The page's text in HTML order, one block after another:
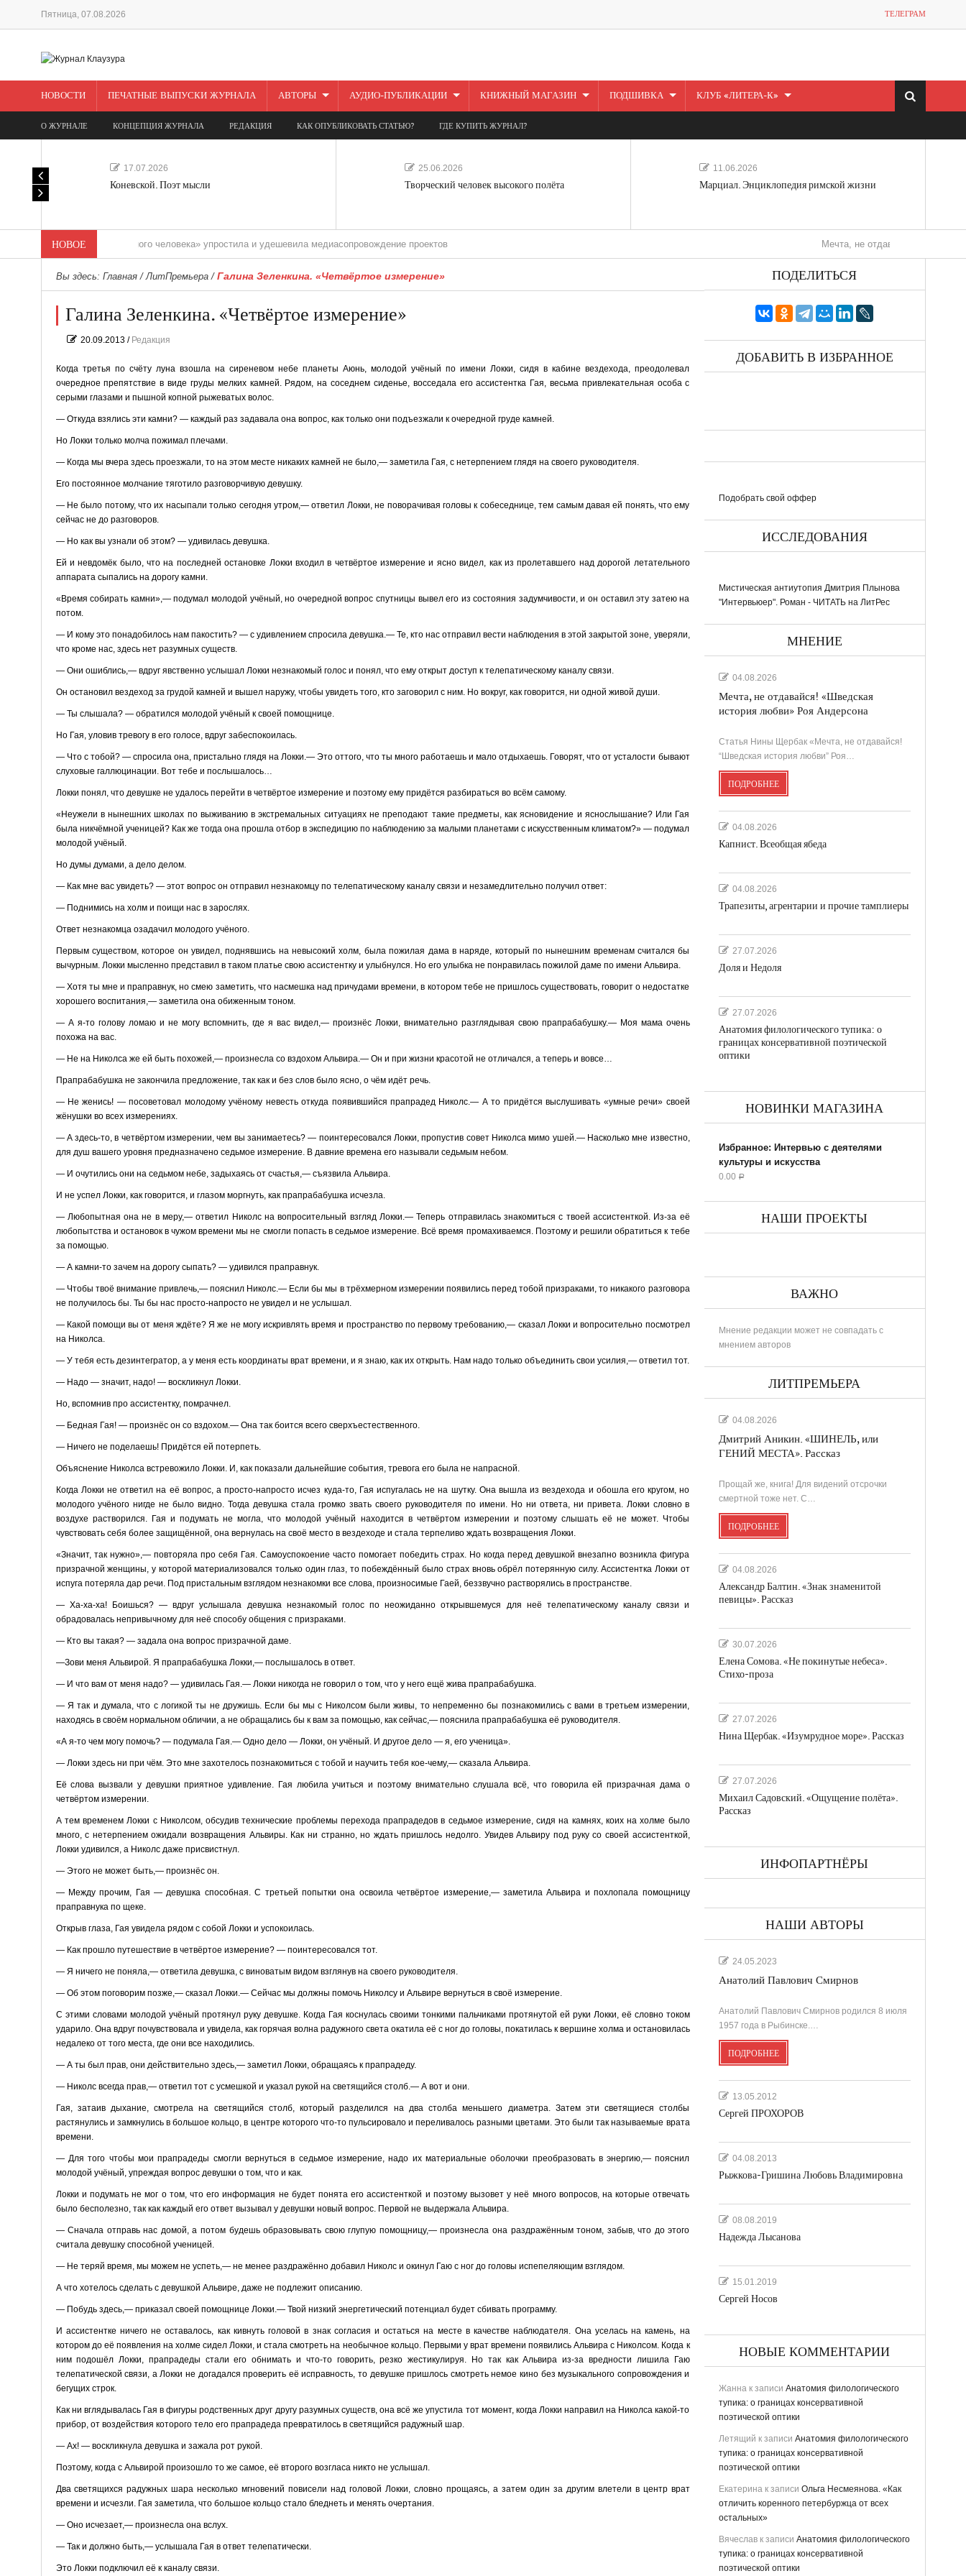
Пятница, 07.08.2026 ТЕЛЕГРАМ
НОВОСТИ ПЕЧАТНЫЕ ВЫПУСКИ ЖУРНАЛА АВТОРЫ АУДИО-ПУБЛИКАЦИИ КНИЖНЫЙ МАГАЗИН ПОДШИВКА КЛУБ «ЛИТЕРА-К»
О ЖУРНАЛЕ КОНЦЕПЦИЯ ЖУРНАЛА РЕДАКЦИЯ КАК ОПУБЛИКОВАТЬ СТАТЬЮ? ГДЕ КУПИТЬ ЖУРНАЛ?
17.07.2026
Коневской. Поэт мысли
25.06.2026
Творческий человек высокого полёта
11.06.2026
Марциал. Энциклопедия римской жизни
НОВОЕ
«Редакция одного человека» упростила и удешевила медиасопровождение проектов Мечта, не отдавайся! «Шведская
Вы здесь: Главная/ ЛитПремьера/ Галина Зеленкина. «Четвёртое измерение»
Галина Зеленкина. «Четвёртое измерение»
20.09.2013/ Редакция
Когда третья по счёту луна взошла на сиреневом небе планеты Аюнь, молодой учёный по имени Локки, сидя в кабине вездехода, преодолевал
очередное препятствие в виде груды мелких камней. Рядом, на соседнем сиденье, восседала его ассистентка Гая, весьма привлекательная особа с
серыми глазами и пышной копной рыжеватых волос.
— Откуда взялись эти камни? — каждый раз задавала она вопрос, как только они подъезжали к очередной груде камней.
Но Локки только молча пожимал плечами.
— Когда мы вчера здесь проезжали, то на этом месте никаких камней не было,— заметила Гая, с нетерпением глядя на своего руководителя.
Его постоянное молчание тяготило разговорчивую девушку.
— Не было потому, что их насыпали только сегодня утром,— ответил Локки, не поворачивая головы к собеседнице, тем самым давая ей понять, что ему
сейчас не до разговоров.
— Но как вы узнали об этом? — удивилась девушка.
Ей и невдомёк было, что на последней остановке Локки входил в четвёртое измерение и ясно видел, как из пролетавшего над дорогой летательного
аппарата сыпались на дорогу камни.
«Время собирать камни»,— подумал молодой учёный, но очередной вопрос спутницы вывел его из состояния задумчивости, и он оставил эту затею на
потом.
— И кому это понадобилось нам пакостить? — с удивлением спросила девушка.— Те, кто нас отправил вести наблюдения в этой закрытой зоне, уверяли,
что кроме нас, здесь нет разумных существ.
— Они ошиблись,— вдруг явственно услышал Локки незнакомый голос и понял, что ему открыт доступ к телепатическому каналу связи.
Он остановил вездеход за грудой камней и вышел наружу, чтобы увидеть того, кто заговорил с ним. Но вокруг, как говорится, ни одной живой души.
— Ты слышала? — обратился молодой учёный к своей помощнице.
Но Гая, уловив тревогу в его голосе, вдруг забеспокоилась.
— Что с тобой? — спросила она, пристально глядя на Локки.— Это оттого, что ты много работаешь и мало отдыхаешь. Говорят, что от усталости бывают
слуховые галлюцинации. Вот тебе и послышалось…
Локки понял, что девушке не удалось перейти в четвёртое измерение и поэтому ему придётся разбираться во всём самому.
«Неужели в нынешних школах по выживанию в экстремальных ситуациях не преподают такие предметы, как ясновидение и яснослышание? Или Гая
была никчёмной ученицей? Как же тогда она прошла отбор в экспедицию по наблюдению за малыми планетами с искусственным климатом?» — подумал
молодой учёный.
Но думы думами, а дело делом.
— Как мне вас увидеть? — этот вопрос он отправил незнакомцу по телепатическому каналу связи и незамедлительно получил ответ:
— Поднимись на холм и поищи нас в зарослях.
Ответ незнакомца озадачил молодого учёного.
Первым существом, которое он увидел, поднявшись на невысокий холм, была пожилая дама в наряде, который по нынешним временам считался бы
вычурным. Локки мысленно представил в таком платье свою ассистентку и улыбнулся. Но его улыбка не понравилась пожилой даме по имени Альвира.
— Хотя ты мне и праправнук, но смею заметить, что насмешка над причудами времени, в котором тебе не пришлось существовать, говорит о недостатке
хорошего воспитания,— заметила она обиженным тоном.
— А я-то голову ломаю и не могу вспомнить, где я вас видел,— произнёс Локки, внимательно разглядывая свою прапрабабушку.— Моя мама очень
похожа на вас.
— Не на Николса же ей быть похожей,— произнесла со вздохом Альвира.— Он и при жизни красотой не отличался, а теперь и вовсе…
Прапрабабушка не закончила предложение, так как и без слов было ясно, о чём идёт речь.
— Не женись! — посоветовал молодому учёному невесть откуда появившийся прапрадед Николс.— А то придётся выслушивать «умные речи» своей
жёнушки во всех измерениях.
— А здесь-то, в четвёртом измерении, чем вы занимаетесь? — поинтересовался Локки, пропустив совет Николса мимо ушей.— Насколько мне известно,
для душ вашего уровня предназначено седьмое измерение. В давние времена его называли седьмым небом.
— И очутились они на седьмом небе, задыхаясь от счастья,— съязвила Альвира.
И не успел Локки, как говорится, и глазом моргнуть, как прапрабабушка исчезла.
— Любопытная она не в меру,— ответил Николс на вопросительный взгляд Локки.— Теперь отправилась знакомиться с твоей ассистенткой. Из-за её
любопытства и остановок в чужом времени мы не смогли попасть в седьмое измерение. Всё время промахиваемся. Поэтому и решили обратиться к тебе
за помощью.
— А камни-то зачем на дорогу сыпать? — удивился праправнук.
— Чтобы твоё внимание привлечь,— пояснил Николс.— Если бы мы в трёхмерном измерении появились перед тобой призраками, то никакого разговора
не получилось бы. Ты бы нас просто-напросто не увидел и не услышал.
— Какой помощи вы от меня ждёте? Я же не могу искривлять время и пространство по первому требованию,— сказал Локки и вопросительно посмотрел
на Николса.
— У тебя есть дезинтегратор, а у меня есть координаты врат времени, и я знаю, как их открыть. Нам надо только объединить свои усилия,— ответил тот.
— Надо — значит, надо! — воскликнул Локки.
Но, вспомнив про ассистентку, помрачнел.
— Бедная Гая! — произнёс он со вздохом.— Она так боится всего сверхъестественного.
— Ничего не поделаешь! Придётся ей потерпеть.
Объяснение Николса встревожило Локки. И, как показали дальнейшие события, тревога его была не напрасной.
Когда Локки не ответил на её вопрос, а просто-напросто исчез куда-то, Гая испугалась не на шутку. Она вышла из вездехода и обошла его кругом, но
молодого учёного нигде не было видно. Тогда девушка стала громко звать своего руководителя по имени. Но ни ответа, ни привета. Локки словно в
воздухе растворился. Гая и подумать не могла, что молодой учёный находится в четвёртом измерении и поэтому слышать её не может. Чтобы
чувствовать себя более защищённой, она вернулась на своё место в вездеходе и стала терпеливо ждать возвращения Локки.
«Значит, так нужно»,— повторяла про себя Гая. Самоуспокоение часто помогает победить страх. Но когда перед девушкой внезапно возникла фигура
призрачной женщины, у которой материализовался только один глаз, то побеждённый было страх вновь обрёл потерянную силу. Ассистентка Локки от
испуга потеряла дар речи. Под пристальным взглядом незнакомки все слова, произносимые Гаей, беззвучно растворялись в пространстве.
— Ха-ха-ха! Боишься? — вдруг услышала девушка незнакомый голос по неожиданно открывшемуся для неё телепатическому каналу связи и
обрадовалась непривычному для неё способу общения с призраками.
— Кто вы такая? — задала она вопрос призрачной даме.
—Зови меня Альвирой. Я прапрабабушка Локки,— послышалось в ответ.
— И что вам от меня надо? — удивилась Гая.— Локки никогда не говорил о том, что у него ещё жива прапрабабушка.
— Я так и думала, что с логикой ты не дружишь. Если бы мы с Николсом были живы, то непременно бы познакомились с вами в третьем измерении,
находясь в своём нормальном обличии, а не обращались бы к вам за помощью, как сейчас,— пояснила прапрабабушка её руководителя.
«А я-то чем могу помочь? — подумала Гая.— Одно дело — Локки, он учёный. И другое дело — я, его ученица».
— Локки здесь ни при чём. Это мне захотелось познакомиться с тобой и научить тебя кое-чему,— сказала Альвира.
Её слова вызвали у девушки приятное удивление. Гая любила учиться и поэтому внимательно слушала всё, что говорила ей призрачная дама о
четвёртом измерении.
А тем временем Локки с Николсом, обсудив технические проблемы перехода прапрадедов в седьмое измерение, сидя на камнях, коих на холме было
много, с нетерпением ожидали возвращения Альвиры. Как ни странно, но ждать пришлось недолго. Увидев Альвиру под руку со своей ассистенткой,
Локки удивился, а Николс даже присвистнул.
— Этого не может быть,— произнёс он.
— Между прочим, Гая — девушка способная. С третьей попытки она освоила четвёртое измерение,— заметила Альвира и похлопала помощницу
праправнука по щеке.
Открыв глаза, Гая увидела рядом с собой Локки и успокоилась.
— Как прошло путешествие в четвёртое измерение? — поинтересовался тот.
— Я ничего не поняла,— ответила девушка, с виноватым видом взглянув на своего руководителя.
— Об этом поговорим позже,— сказал Локки.— Сейчас мы должны помочь Николсу и Альвире вернуться в своё измерение.
С этими словами молодой учёный протянул руку девушке. Когда Гая коснулась своими тонкими пальчиками протянутой ей руки Локки, её словно током
ударило. Она вдруг почувствовала и увидела, как горячая волна радужного света окатила её с ног до головы, покатилась к вершине холма и остановилась
недалеко от того места, где они все находились.
— А ты был прав, они действительно здесь,— заметил Локки, обращаясь к прапрадеду.
— Николс всегда прав,— ответил тот с усмешкой и указал рукой на светящийся столб.— А вот и они.
Гая, затаив дыхание, смотрела на светящийся столб, который разделился на два столба меньшего диаметра. Затем эти светящиеся столбы
растянулись и замкнулись в большое кольцо, в центре которого что-то пульсировало и переливалось разными цветами. Это были так называемые врата
времени.
— Для того чтобы мои прапрадеды смогли вернуться в седьмое измерение, надо их материальные оболочки преобразовать в энергию,— пояснил
молодой учёный, упреждая вопрос девушки о том, что и как.
Локки и подумать не мог о том, что его информация не будет понята его ассистенткой и поэтому вызовет у неё много вопросов, на которые отвечать
было бесполезно, так как каждый его ответ вызывал у девушки новый вопрос. Первой не выдержала Альвира.
— Сначала отправь нас домой, а потом будешь образовывать свою глупую помощницу,— произнесла она раздражённым тоном, забыв, что до этого
считала девушку способной ученицей.
— Не теряй время, мы можем не успеть,— не менее раздражённо добавил Николс и окинул Гаю с ног до головы испепеляющим взглядом.
А что хотелось сделать с девушкой Альвире, даже не подлежит описанию.
— Побудь здесь,— приказал своей помощнице Локки.— Твой низкий энергетический потенциал будет сбивать программу.
И ассистентке ничего не оставалось, как кивнуть головой в знак согласия и остаться на месте в качестве наблюдателя. Она уселась на камень, на
котором до её появления на холме сидел Локки, и стала смотреть на необычное кольцо. Первыми у врат времени появились Альвира с Николсом. Когда к
ним подошёл Локки, прапрадеды стали его обнимать и что-то говорить, резко жестикулируя. Но так как Альвира из-за вредности лишила Гаю
телепатической связи, а Локки не догадался проверить её исправность, то девушке пришлось смотреть немое кино без музыкального сопровождения и
бегущих строк.
Как ни вглядывалась Гая в фигуры родственных друг другу разумных существ, она всё же упустила тот момент, когда Локки направил на Николса какой-то
прибор, от воздействия которого тело его прапрадеда превратилось в светящийся радужный шар.
— Ах! — воскликнула девушка и зажала рот рукой.
Поэтому, когда с Альвирой произошло то же самое, её второго возгласа никто не услышал.
Два светящихся радужных шара несколько мгновений повисели над головой Локки, словно прощаясь, а затем один за другим влетели в центр врат
времени и исчезли. Гая заметила, что большое кольцо стало бледнеть и менять очертания.
— Оно исчезает,— произнесла она вслух.
— Так и должно быть,— услышала Гая в ответ телепатически.
Это Локки подключил её к каналу связи.
ПОДЕЛИТЬСЯ
ДОБАВИТЬ В ИЗБРАННОЕ
Подобрать свой оффер
ИССЛЕДОВАНИЯ
Мистическая антиутопия Дмитрия Плынова
"Интервьюер". Роман - ЧИТАТЬ на ЛитРес
МНЕНИЕ
04.08.2026
Мечта, не отдавайся! «Шведская
история любви» Роя Андерсона
Статья Нины Щербак «Мечта, не отдавайся!
“Шведская история любви” Роя…
ПОДРОБНЕЕ
04.08.2026
Капнист. Всеобщая ябеда
04.08.2026
Трапезиты, агрентарии и прочие тамплиеры
27.07.2026
Доля и Недоля
27.07.2026
Анатомия филологического тупика: о
границах консервативной поэтической
оптики
НОВИНКИ МАГАЗИНА
Избранное: Интервью с деятелями
культуры и искусства
0.00 Р
НАШИ ПРОЕКТЫ
ВАЖНО
Мнение редакции может не совпадать с
мнением авторов
ЛИТПРЕМЬЕРА
04.08.2026
Дмитрий Аникин. «ШИНЕЛЬ, или
ГЕНИЙ МЕСТА». Рассказ
Прощай же, книга! Для видений отсрочки
смертной тоже нет. С…
ПОДРОБНЕЕ
04.08.2026
Александр Балтин. «Знак знаменитой
певицы». Рассказ
30.07.2026
Елена Сомова. «Не покинутые небеса».
Стихо-проза
27.07.2026
Нина Щербак. «Изумрудное море». Рассказ
27.07.2026
Михаил Садовский. «Ощущение полёта».
Рассказ
ИНФОПАРТНЁРЫ
НАШИ АВТОРЫ
24.05.2023
Анатолий Павлович Смирнов
Анатолий Павлович Смирнов родился 8 июля
1957 года в Рыбинске.…
ПОДРОБНЕЕ
13.05.2012
Сергей ПРОХОРОВ
04.08.2013
Рыжкова-Гришина Любовь Владимировна
08.08.2019
Надежда Лысанова
15.01.2019
Сергей Носов
НОВЫЕ КОММЕНТАРИИ
Жаннак записи Анатомия филологического
тупика: о границах консервативной
поэтической оптики
Летящий к записи Анатомия филологического
тупика: о границах консервативной
поэтической оптики
Екатеринак записи Ольга Несмеянова. «Как
отличить коренного петербуржца от всех
остальных»
Вячеславк записи Анатомия филологического
тупика: о границах консервативной
поэтической оптики